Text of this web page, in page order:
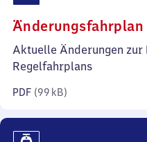
Änderungsfahrplan
Aktuelle Änderungen zur
Regelfahrplans
PDF (99 kB)